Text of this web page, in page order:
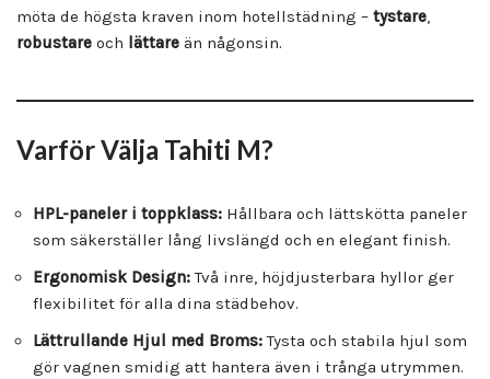
möta de högsta kraven inom hotellstädning – tystare,
robustare och lättare än någonsin.
Varför Välja Tahiti M?
HPL-paneler i toppklass: Hållbara och lättskötta paneler
som säkerställer lång livslängd och en elegant finish.
Ergonomisk Design:Två inre, höjdjusterbara hyllor ger
flexibilitet för alla dina städbehov.
Lättrullande Hjul med Broms:Tysta och stabila hjul som
gör vagnen smidig att hantera även i trånga utrymmen.